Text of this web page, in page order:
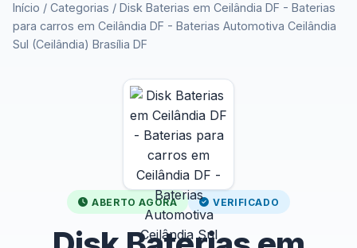
Início / Categorias / Disk Baterias em Ceilândia DF - Baterias
para carros em Ceilândia DF - Baterias Automotiva Ceilândia
Sul (Ceilândia) Brasília DF
ABERTO AGORA VERIFICADO